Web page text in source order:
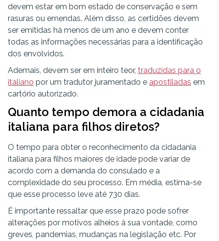
devem estar em bom estado de conservação e sem
rasuras ou emendas. Além disso, as certidões devem
ser emitidas há menos de um ano e devem conter
todas as informações necessárias para a identificação
dos envolvidos.
Ademais, devem ser em inteiro teor, traduzidas para o
italiano por um tradutor juramentado e apostiladas em
cartório autorizado.
Quanto tempo demora a cidadania
italiana para filhos diretos?
O tempo para obter o reconhecimento da cidadania
italiana para filhos maiores de idade pode variar de
acordo com a demanda do consulado e a
complexidade do seu processo. Em média, estima-se
que esse processo leve até 730 dias.
É importante ressaltar que esse prazo pode sofrer
alterações por motivos alheios à sua vontade, como
greves, pandemias, mudanças na legislação etc. Por